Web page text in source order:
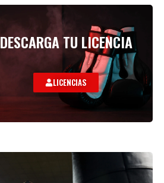
DESCARGA TU LICENCIA
LICENCIAS